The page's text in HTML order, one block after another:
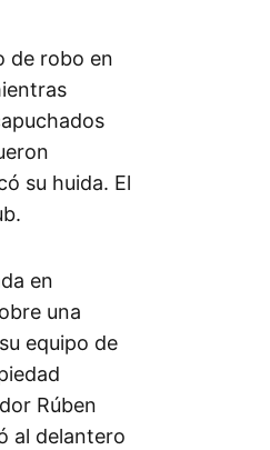
de robo en
su huida. El
en
una
equipo de
Rúben
al delantero